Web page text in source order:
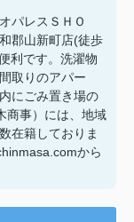
パレスＳＨＯ
郡山新町店(徒歩
利です。洗濯物
取りのアパー
にごみ置き場の
商事）には、地域
在籍しておりま
から